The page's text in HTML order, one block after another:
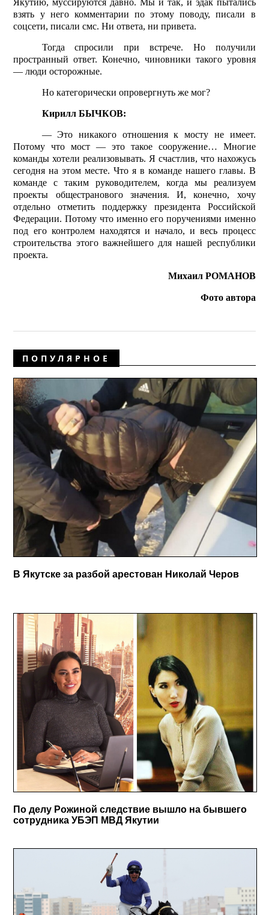
взять у него комментарии по этому поводу, писали в
соцсети, писали смс. Ни ответа, ни привета.
Тогда спросили при встрече. Но получили
пространный ответ. Конечно, чиновники такого уровня
— люди осторожные.
Но категорически опровергнуть же мог?
Кирилл БЫЧКОВ:
— Это никакого отношения к мосту не имеет.
Потому что мост — это такое сооружение… Многие
команды хотели реализовывать. Я счастлив, что нахожусь
сегодня на этом месте. Что я в команде нашего главы. В
команде с таким руководителем, когда мы реализуем
проекты общестранового значения. И, конечно, хочу
отдельно отметить поддержку президента Российской
Федерации. Потому что именно его поручениями именно
под его конт­ролем находятся и начало, и весь процесс
строительства этого важнейшего для нашей республики
проекта.
Михаил РОМАНОВ
Фото автора
ПОПУЛЯРНОЕ
В Якутске за разбой арестован Николай Черов
По делу Рожиной следствие вышло на бывшего
сотрудника УБЭП МВД Якутии